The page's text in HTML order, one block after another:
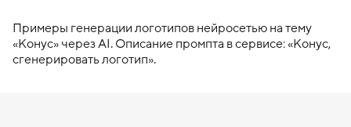
Примеры генерации логотипов нейросетью на тему
«Конус» через AI. Описание промпта в сервисе: «Конус,
сгенерировать логотип».